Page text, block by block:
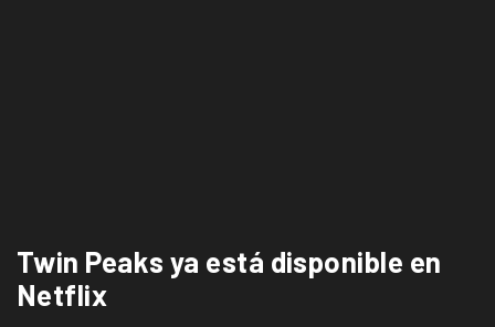
Twin Peaks ya está disponible en
Netflix